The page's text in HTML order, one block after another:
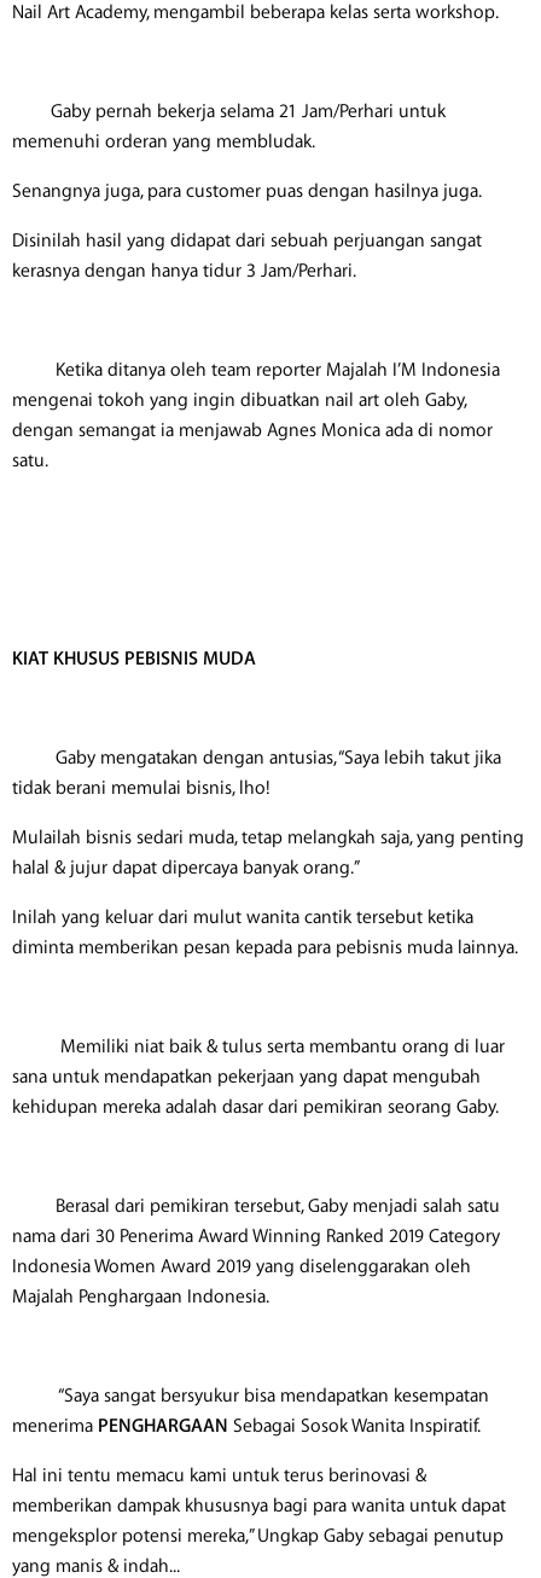
Nail Art Academy, mengambil beberapa kelas serta workshop.
Gaby pernah bekerja selama 21 Jam/Perhari untuk
memenuhi orderan yang membludak.
Senangnya juga, para customer puas dengan hasilnya juga.
Disinilah hasil yang didapat dari sebuah perjuangan sangat
kerasnya dengan hanya tidur 3 Jam/Perhari.
Ketika ditanya oleh team reporter Majalah I’M Indonesia
mengenai tokoh yang ingin dibuatkan nail art oleh Gaby,
dengan semangat ia menjawab Agnes Monica ada di nomor
satu.
KIAT KHUSUS PEBISNIS MUDA
​ Gaby mengatakan dengan antusias, “Saya lebih takut jika
tidak berani memulai bisnis, lho!
Mulailah bisnis sedari muda, tetap melangkah saja, yang penting
halal & jujur dapat dipercaya banyak orang.”
Inilah yang keluar dari mulut wanita cantik tersebut ketika
diminta memberikan pesan kepada para pebisnis muda lainnya.
Memiliki niat baik & tulus serta membantu orang di luar
sana untuk mendapatkan pekerjaan yang dapat mengubah
kehidupan mereka adalah dasar dari pemikiran seorang Gaby.
Berasal dari pemikiran tersebut, Gaby menjadi salah satu
nama dari 30 Penerima Award Winning Ranked 2019 Category
Indonesia Women Award 2019 yang diselenggarakan oleh
Majalah Penghargaan Indonesia.
“Saya sangat bersyukur bisa mendapatkan kesempatan
menerima PENGHARGAAN Sebagai Sosok Wanita Inspiratif.
Hal ini tentu memacu kami untuk terus berinovasi &
memberikan dampak khususnya bagi para wanita untuk dapat
mengeksplor potensi mereka,” Ungkap Gaby sebagai penutup
yang manis & indah...